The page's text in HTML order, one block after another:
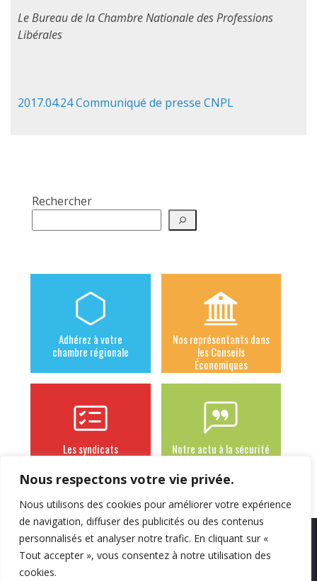
Nous respectons votre vie privée.
Nous utilisons des cookies pour améliorer votre expérience
de navigation, diffuser des publicités ou des contenus
personnalisés et analyser notre trafic. En cliquant sur «
Tout accepter », vous consentez à notre utilisation des
cookies.
Le Bureau de la Chambre Nationale des Professions
Libérales
2017.04.24 Communiqué de presse CNPL
Rechercher
Adhérez à votre
chambre régionale
Nos représentants dans
les Conseils
Économiques
Les syndicats
Notre actu à la sécurité
indépendants
Mentions légales
Politique de
confidentialité
Contact